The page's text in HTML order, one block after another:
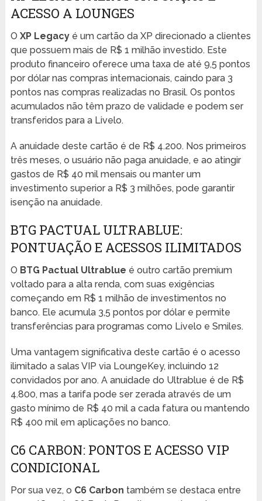
ACESSO A LOUNGES
O XP Legacyé um cartão da XP direcionado a clientes
que possuem mais de R$ 1 milhão investido. Este
produto financeiro oferece uma taxa de até 9,5 pontos
por dólar nas compras internacionais, caindo para 3
pontos nas compras realizadas no Brasil. Os pontos
acumulados não têm prazo de validade e podem ser
transferidos para a Livelo.
A anuidade deste cartão é de R$ 4.200. Nos primeiros
três meses, o usuário não paga anuidade, e ao atingir
gastos de R$ 40 mil mensais ou manter um
investimento superior a R$ 3 milhões, pode garantir
isenção na anuidade.
BTG PACTUAL ULTRABLUE:
PONTUAÇÃO E ACESSOS ILIMITADOS
O BTG Pactual Ultrablue é outro cartão premium
voltado para a alta renda, com suas exigências
começando em R$ 1 milhão de investimentos no
banco. Ele acumula 3,5 pontos por dólar e permite
transferências para programas como Livelo e Smiles.
Uma vantagem significativa deste cartão é o acesso
ilimitado a salas VIP via LoungeKey, incluindo 12
convidados por ano. A anuidade do Ultrablue é de R$
4.800, mas a tarifa pode ser zerada através de um
gasto mínimo de R$ 40 mil a cada fatura ou mantendo
R$ 400 mil em aplicações no banco.
C6 CARBON: PONTOS E ACESSO VIP
CONDICIONAL
Por sua vez, o C6 Carbon também se destaca entre